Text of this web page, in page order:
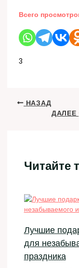
Всего
3
НАЗАД
ДАЛЕЕ
Читайте
Лучшие
для
праздника